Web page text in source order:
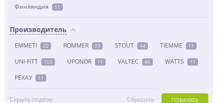
Финляндия 11
Производитель
EMMETI 22 ROMMER 33 STOUT 44 TIEMME 11
UNI-FITT 103 UPONOR 11 VALTEC 46 WATTS 11
РЕХАУ 11
Скрыть подбор ПОКАЗАТЬ
Сбросить